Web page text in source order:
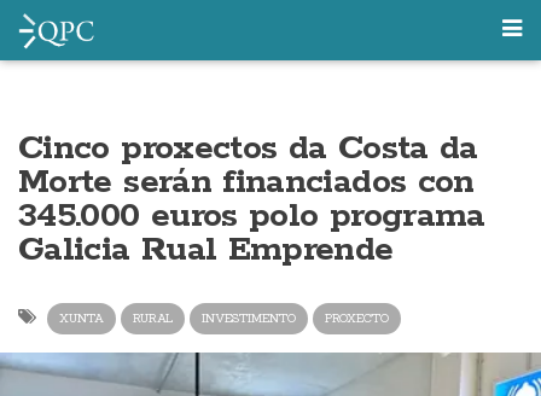
Cinco proxectos da Costa da
Morte serán financiados con
345.000 euros polo programa
Galicia Rual Emprende
XUNTA RURAL INVESTIMENTO PROXECTO